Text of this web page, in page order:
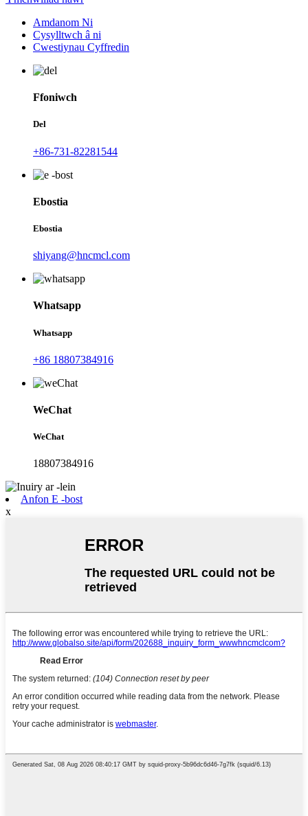
Amdanom Ni
Cysylltwch â ni
Cwestiynau Cyffredin
Ffoniwch
Del
+86-731-82281544
Ebostia
Ebostia
shiyang@hncmcl.com
Whatsapp
Whatsapp
+86 18807384916
WeChat
WeChat
18807384916
Anfon E -bost
x